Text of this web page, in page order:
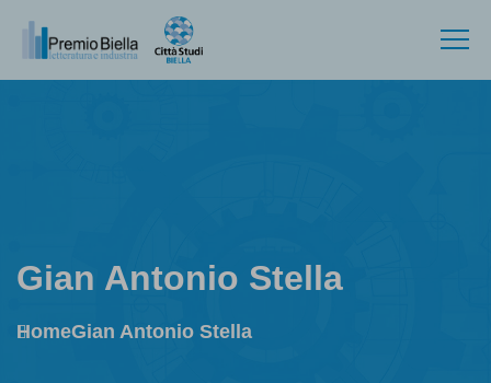
Gian Antonio Stella
HomeGian Antonio Stella